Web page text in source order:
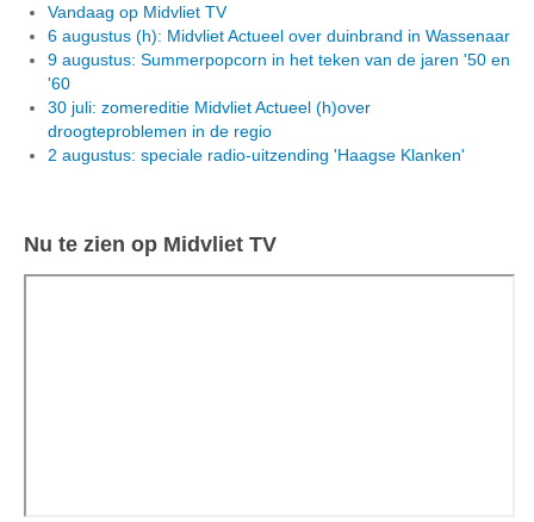
Vandaag op Midvliet TV
6 augustus (h): Midvliet Actueel over duinbrand in Wassenaar
9 augustus: Summerpopcorn in het teken van de jaren '50 en
'60
30 juli: zomereditie Midvliet Actueel (h)over
droogteproblemen in de regio
2 augustus: speciale radio-uitzending 'Haagse Klanken'
Nu te zien op Midvliet TV